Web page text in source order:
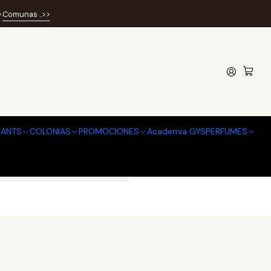
COLONIAS PROMOCIONES Academia GYSPERFUMES
Comunas ..>>